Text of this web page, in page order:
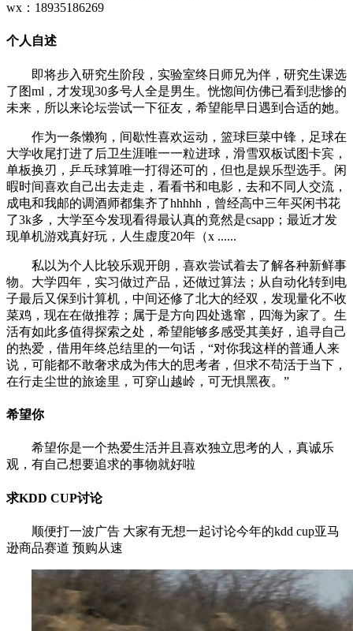
wx：18935186269
个人自述
即将步入研究生阶段，实验室终日师兄为伴，研究生课选
了图ml，才发现30多号人全是男生。恍惚间仿佛已看到悲惨的
未来，所以来论坛尝试一下征友，希望能早日遇到合适的她。
作为一条懒狗，间歇性喜欢运动，篮球巨菜中锋，足球在
大学收尾打进了后卫生涯唯一一粒进球，滑雪双板试图卡宾，
单板换刃，乒乓球算唯一打得还可的，但也是娱乐型选手。闲
暇时间喜欢自己出去走走，看看书和电影，去和不同人交流，
成电和我邮的调酒师都集齐了hhhhh，曾经高中三年买闲书花
了3k多，大学至今发现看得最认真的竟然是csapp；最近才发
现单机游戏真好玩，人生虚度20年（x ......
私以为个人比较乐观开朗，喜欢尝试着去了解各种新鲜事
物。大学四年，实习做过产品，还做过算法；从自动化转到电
子最后又保到计算机，中间还修了北大的经双，发现量化不收
菜鸡，现在在做推荐；属于是方向四处逃窜，四海为家了。生
活有如此多值得探索之处，希望能够多感受其美好，追寻自己
的热爱，借用年终总结里的一句话，“对你我这样的普通人来
说，可能都不敢奢求成为伟大的思考者，但求不苟活于当下，
在行走尘世的旅途里，可穿山越岭，可无惧黑夜。”
希望你
希望你是一个热爱生活并且喜欢独立思考的人，真诚乐
观，有自己想要追求的事物就好啦
求KDD CUP讨论
顺便打一波广告 大家有无想一起讨论今年的kdd cup亚马
逊商品赛道 预购从速